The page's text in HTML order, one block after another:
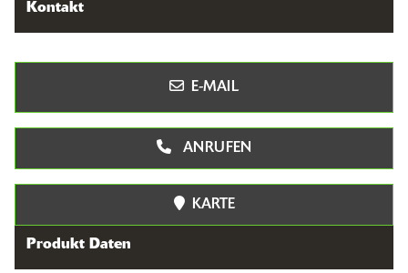
Kontakt
E-MAIL
ANRUFEN
KARTE
Produkt Daten